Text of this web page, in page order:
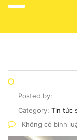
Posted by:
Category: Tin tức
Không có bình